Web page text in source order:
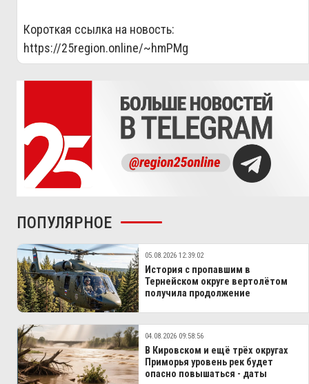
Короткая ссылка на новость:
https://25region.online/~hmPMg
ПОПУЛЯРНОЕ
05.08.2026 12:39:02
История с пропавшим в
Тернейском округе вертолётом
получила продолжение
04.08.2026 09:58:56
В Кировском и ещё трёх округах
Приморья уровень рек будет
опасно повышаться - даты